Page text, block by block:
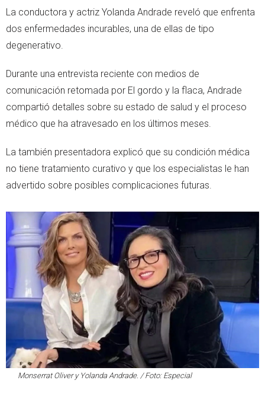
La conductora y actriz Yolanda Andrade reveló que enfrenta
dos enfermedades incurables, una de ellas de tipo
degenerativo.
Durante una entrevista reciente con medios de
comunicación retomada por El gordo y la flaca, Andrade
compartió detalles sobre su estado de salud y el proceso
médico que ha atravesado en los últimos meses.
La también presentadora explicó que su condición médica
no tiene tratamiento curativo y que los especialistas le han
advertido sobre posibles complicaciones futuras.
Monserrat Oliver y Yolanda Andrade. / Foto: Especial